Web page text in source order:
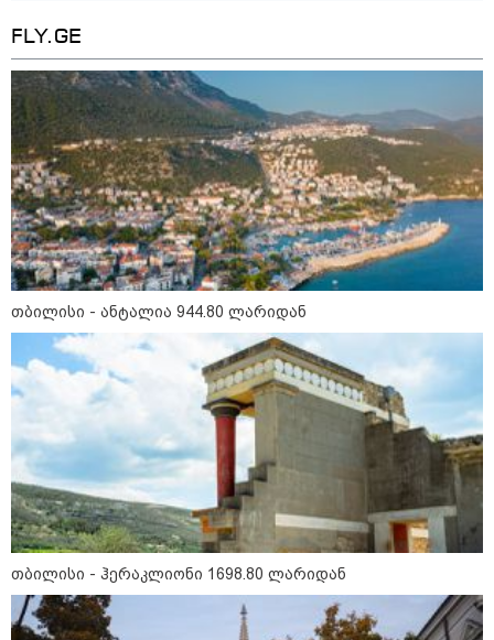
საგარეო უწყება
11:54 / 08-08-2026
"ანწუხელიძე გმირია,
რომელმაც თავი დადო
სამშობლოსთვის - გამოვიდა
სააკაშვილი და თავის თავზე
დაიბრალა ანწუხელიძის
გმირობა" - ირაკლი კობახიძე
11:40 / 08-08-2026
"18 წელი გავიდა აგვისტოს ომის
შემდეგ, თუმცა დღესაც ყველას
გვახსოვს, ის უმძიმესი დღეები
და ჩვენი ვალია, პატივი
მივაგოთ აგვისტოს ომში
დაღუპული გმირების ხსოვნას" -
ირაკლი კობახიძე
11:18 / 08-08-2026
"კიევი, დასავლეთი და
ქართველი რადიკალები
სამხრეთ კავკასიაში თბილისის
ახალ სისხლიან ავანტიურებში
ჩათრევას ცდილობენ" -
რუსეთის საგარეო უწყება
08:56 / 08-08-2026
"ეს გაფრთხილება უნდა გახდეს
ყველასთვის" - ოკუპირებული
FLY.GE
თბილისი - ანტალია 944.80 ლარიდან
თბილისი - ჰერაკლიონი 1698.80 ლარიდან